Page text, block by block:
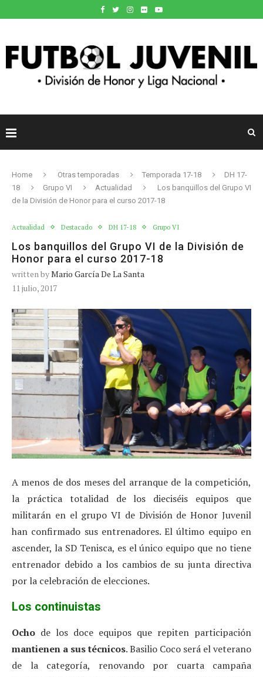
Home Otras temporadas Temporada 17-18
DH 17-
18
Grupo VI Actualidad
Los banquillos del Grupo VI
de la División de Honor para el curso 2017-18
Actualidad Destacado DH 17-18 Grupo VI
Los banquillos del Grupo VI de la División de
Honor para el curso 2017-18
written byMario García De La Santa
11 julio, 2017
A menos de dos meses del arranque de la competición,
la práctica totalidad de los dieciséis equipos que
militarán en el grupo VI de División de Honor Juvenil
han confirmado sus entrenadores. El último equipo en
ascender, la SD Tenisca, es el único equipo que no tiene
entrenador debido a los cambios de su junta directiva
por la celebración de elecciones.
Los continuistas
Ocho de los doce equipos que repiten participación
mantienen a sus técnicos. Basilio Coco será el veterano
de la categoría, renovando por cuarta campaña